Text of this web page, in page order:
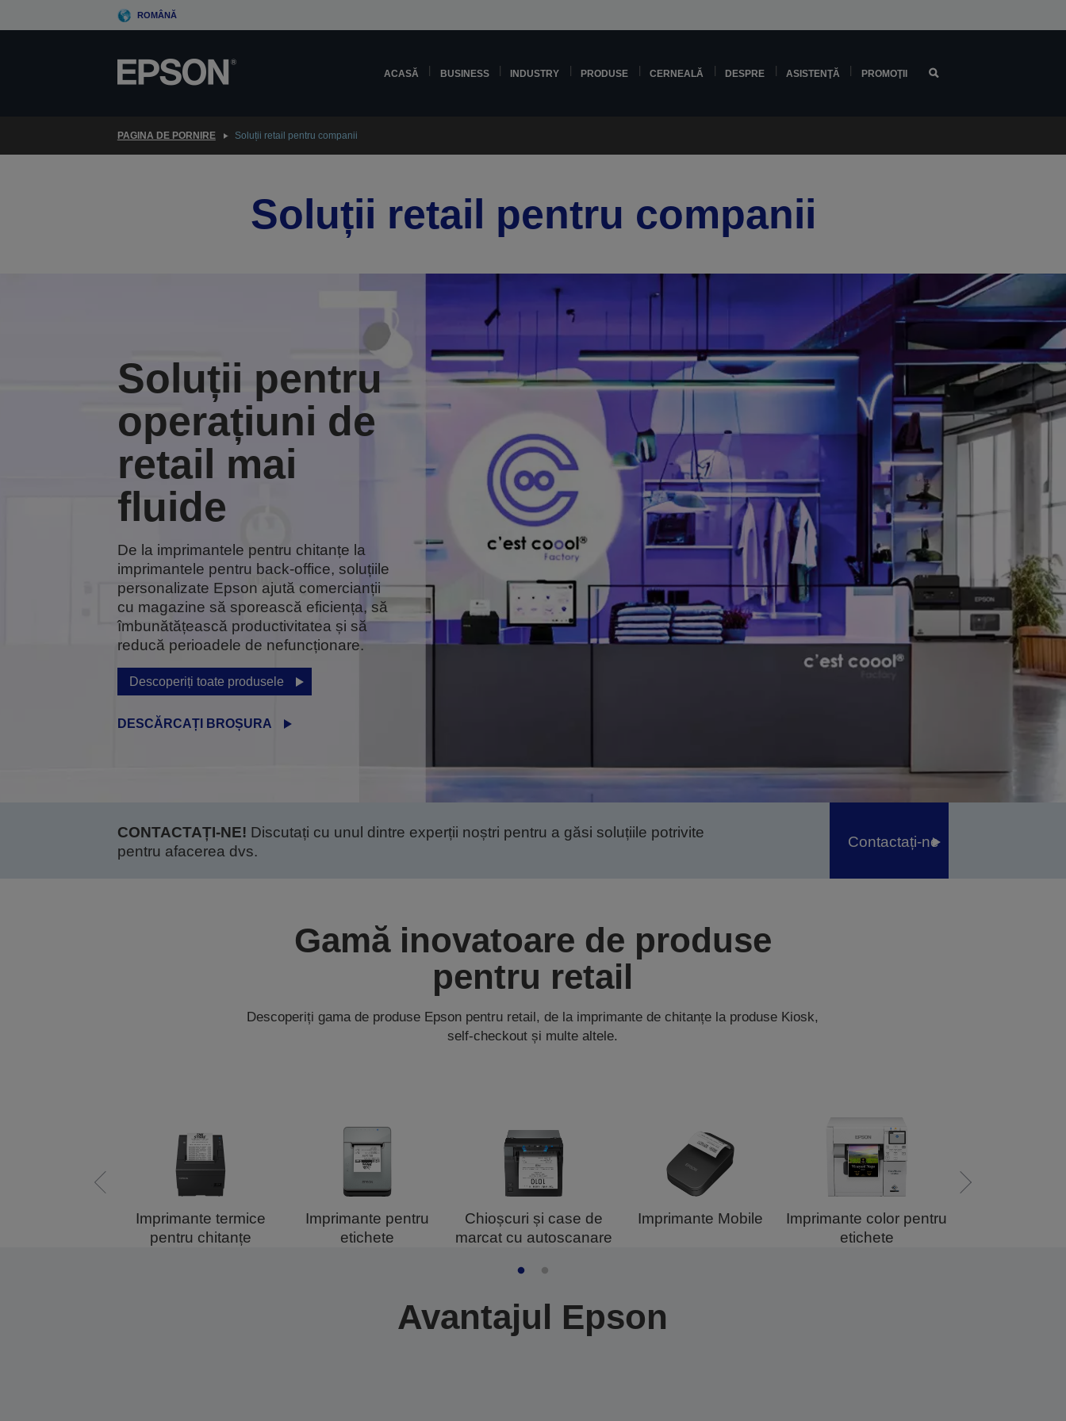
to
ROMÂNĂ
ACASĂ BUSINESS INDUSTRY PRODUSE CERNEALĂ DESPRE ASISTENŢĂ PROMOŢII
PAGINA DE PORNIRE Soluții retail pentru companii
Soluții retail pentru companii
Soluții pentru
operațiuni de
retail mai
fluide
De la imprimantele pentru chitanțe la
imprimantele pentru back-office, soluțiile
personalizate Epson ajută comercianții
cu magazine să sporească eficiența, să
îmbunătățească productivitatea și să
reducă perioadele de nefuncționare.
Descoperiți toate produsele
DESCĂRCAȚI BROȘURA
CONTACTAȚI-NE! Discutați cu unul dintre experții noștri pentru a găsi soluțiile potrivite
pentru afacerea dvs.
Contactați-ne
Gamă inovatoare de produse
pentru retail
Descoperiți gama de produse Epson pentru retail, de la imprimante de chitanțe la produse Kiosk,
self-checkout și multe altele.
Imprimante termice
pentru chitanțe
Imprimante pentru
etichete
Chioșcuri și case de
marcat cu autoscanare
Imprimante Mobile
Imprimante color pentru
etichete
Avantajul Epson